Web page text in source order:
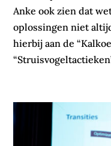
Anke ook zien dat
oplossingen niet
hierbij aan de